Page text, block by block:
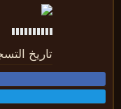
تاريخ التسجيل: